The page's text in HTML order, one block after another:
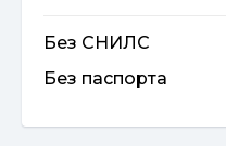
Без СНИЛС
Без паспорта